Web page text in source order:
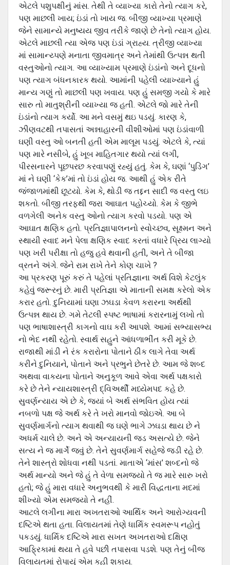
એટલે પશુપક્ષીનું માંસ. તેથી તે વ્યાખ્યા કારો તેનો ત્યાગ કરે,
પણ માછલી ખાય; ઇંડાં તો ખાય જ. બીજી વ્યાખ્યા પ્રમાણે
જેને સામાન્યે મનુષ્યય જીવ તરીકે જાણે છે તેનો ત્યાગ હોય.
એટલે માછલી ત્યા એજ પણ ઇંડાં ગ્રાહ્ય. ત્રીજી વ્યાખ્યા
માં સામાન્ય્પણે મનાતા જીવમાત્ર અને તેમાંથી ઉત્પન્ન થતી
વસ્તુઓનો ત્યાગ. આ વ્યાખ્યામ પ્રમાણે ઇંડાંનો અને દૂધનો
પણ ત્યાગ બંધનકારક થયો. આમાંની પહેલી વ્યાખ્યાને હું
માન્ય ગણું તો માછલી પણ ખવાય. પણ હું સમજી ગયો કે મારે
સારુ તો માતુશ્રીની વ્યાખ્યા જ હતી. એટલે જો મારે તેની
ઇંડાંનો ત્યાગ કર્યો. આ મને વસમું થઇ પડયું. કારણ કે,
ઝીણવટથી તપાસતાં અન્નાહારની વીશીઓમાં પણ ઇંડાંવાળી
ઘણી વસ્તુ ઓ બનતી હતી એમ માલૂમ પડયું. એટલે કે, ત્યાં
પણ મારે નસીબે, હું ખૂબ માહિતગાર થયો ત્યાં લગી,
પીરસનારને પૂછપરછ કરવાપણું રહ્યું હતું. કેમ કે, ઘણાં ‘પુડિંગ’
માં ને ઘણી ‘કેક’માં તો ઇંડાં હોય જ. આથી હું એક રીતે
જંજાળમાંથી છૂટયો. કેમ કે, થોડી જ તદ્દન સાદી જ વસ્તુ લઇ
શકતો. બીજી તરફથી જરા આઘાત પહોચ્યો. કેમ કે જીભે
વળગેલી અનેક વસ્તુ ઓનો ત્યાગ કરવો પડયો. પણ એ
આઘાત ક્ષણિક હતો. પ્રતિજ્ઞાપાલનનો સ્વોચ્છવ, સૂક્ષ્મન અને
સ્થાયી સ્વાદ મને પેલા ક્ષણિક સ્વાદ કરતાં વધારે પ્રિય લાગ્યો
પણ ખરી પરીક્ષા તો હજુ હવે થવાની હતી, અને તે બીજા
વ્રતને અંગે. જેને રામ રાખે તેને કોણ ચાખે ?
આ પ્રકરણ પૂરું કરું તે પહેલાં પ્રતિજ્ઞાના અર્થ વિશે કેટલુંક
કહેવું જરૂરનું છે. મારી પ્રતિજ્ઞા એ માતાની સમક્ષ કરેલો એક
કરાર હતો. દુનિયામાં ઘણા ઝઘડા કેવળ કરારના અર્થથી
ઉત્પન્ન થાય છે. ગમે તેટલી સ્પષ્ટ ભાષામાં કરારનામું લખો તો
પણ ભાષાશાસ્ત્રી કાગનો વાઘ કરી આપશે. આમાં સભ્યાસભ્ય
નો ભેદ નથી રહેતો. સ્વાર્થ સહુને આંધળાભીંત કરી મૂકે છે.
રાજાથી માંડી ને રંક કરારોના પોતાને ઠીક લાગે તેવા અર્થ
કરીને દુનિયાને, પોતાને અને પ્રભુને છેતરે છે. આમ જે શબ્દ
અથવા વાકયના પોતાને અનુકૂળ આવે એવા અર્થ પક્ષકારો
કરે છે તેને ન્યાયશાસ્ત્રી દ્વિઅર્થી મધ્યેમપદ કહે છે.
સુવર્ણન્યાય એ છે કે, જયાં બે અર્થ સંભવિત હોય ત્યાં
નબળો પક્ષ જે અર્થ કરે તે ખરો માનવો જોઇએ. આ બે
સુવર્ણમાર્ગનો ત્યાગ થવાથી જ ઘણે ભાગે ઝઘડા થાય છે ને
અધર્મ ચાલે છે. અને એ અન્યાયની જડ અસત્યે છે. જેને
સત્ય ને જ માર્ગે જવું છે. તેને સુવર્ણમાર્ગ સહેજે જડી રહે છે.
તેને શાસ્ત્રો શોધવા નથી પડતાં. માતાએ ‘માંસ’ શબ્દનો જે
અર્થ માન્યો અને જે હું તે વેળા સમજયો તે જ મારે સારુ ખરો
હતો; જે હું મારા વધારે અનુભવથી કે મારી વિદ્ધતાના મદમાં
શીખ્યો એમ સમજયો તે નહીં.
આટલે લગીના મારા અખતરાઓ આર્થિક અને આરોગ્યવની
દષ્ટિએ થતા હતા. વિલાયતમાં તેણે ધાર્મિક સ્વમરૂપ નહોતું
પકડયું. ધાર્મિક દષ્ટિએ મારા સખત અખતરાઓ દક્ષિ‍ણ
આફ્રિકામાં થયા તે હવે પછી તપાસવા પડશે. પણ તેનું બીજ
વિલાયતમાં રોપાયું એમ કહી શકાય.